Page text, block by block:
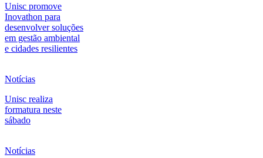
Unisc promove
Inovathon para
desenvolver soluções
em gestão ambiental
e cidades resilientes
Notícias
Unisc realiza
formatura neste
sábado
Notícias